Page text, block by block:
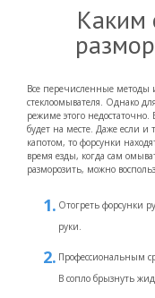
Каким
Все перечисленные методы
стеклоомывателя. Однако
режиме этого
будет на месте. Даже если и
капотом, то форсунки
время езды, когда сам
разморозить, можно
Отогреть форсунки
руки.
Профессиональным
В сопло брызнуть